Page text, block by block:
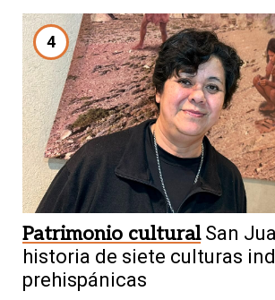
4
Patrimonio cultural San
historia de siete culturas
prehispánicas